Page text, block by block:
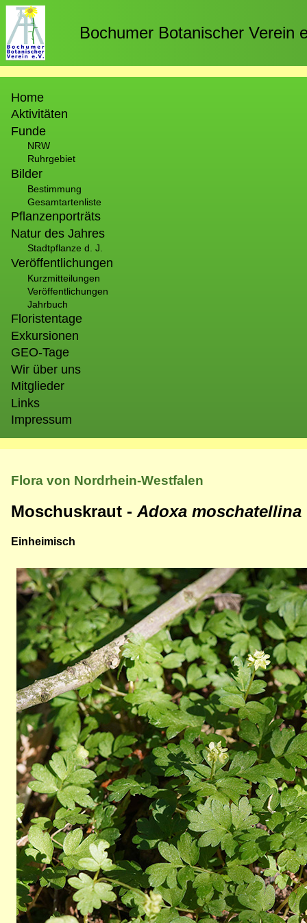
Direkt
zum
Inhalt
Bochumer Botanischer Verein
Home
Aktivitäten
Funde
NRW
Ruhrgebiet
Bilder
Bestimmung
Gesamtartenliste
Pflanzenporträts
Natur des Jahres
Stadtpflanze d. J.
Veröffentlichungen
Kurzmitteilungen
Veröffentlichungen
Jahrbuch
Floristentage
Exkursionen
GEO-Tage
Wir über uns
Mitglieder
Links
Impressum
Flora von Nordrhein-Westfalen
Moschuskraut - Adoxa moschatellina
Einheimisch
Bild